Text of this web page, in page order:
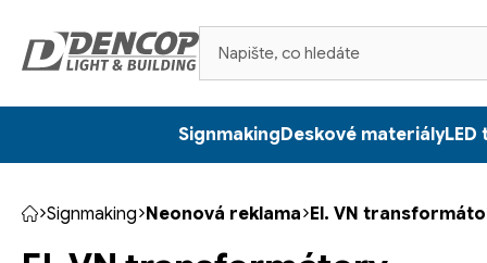
obsah
SignmakingDeskové materiályLED
Domů
Signmaking Neonová reklama El. VN